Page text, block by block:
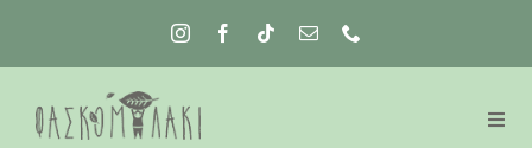
περιεχόμενο